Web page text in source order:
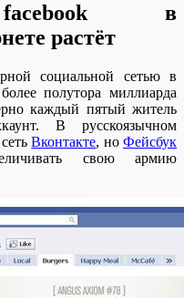
facebook в
растёт
социальной сетью в
полутора миллиарда
каждый пятый житель
В русскоязычном
Вконтакте, ноФейсбук
свою армию